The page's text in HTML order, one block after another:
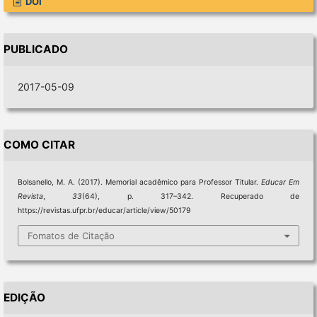
PUBLICADO
2017-05-09
COMO CITAR
Bolsanello, M. A. (2017). Memorial acadêmico para Professor Titular.Educar Em
Revista,33(64), p. 317–342. Recuperado de
https://revistas.ufpr.br/educar/article/view/50179
Fomatos de Citação
EDIÇÃO